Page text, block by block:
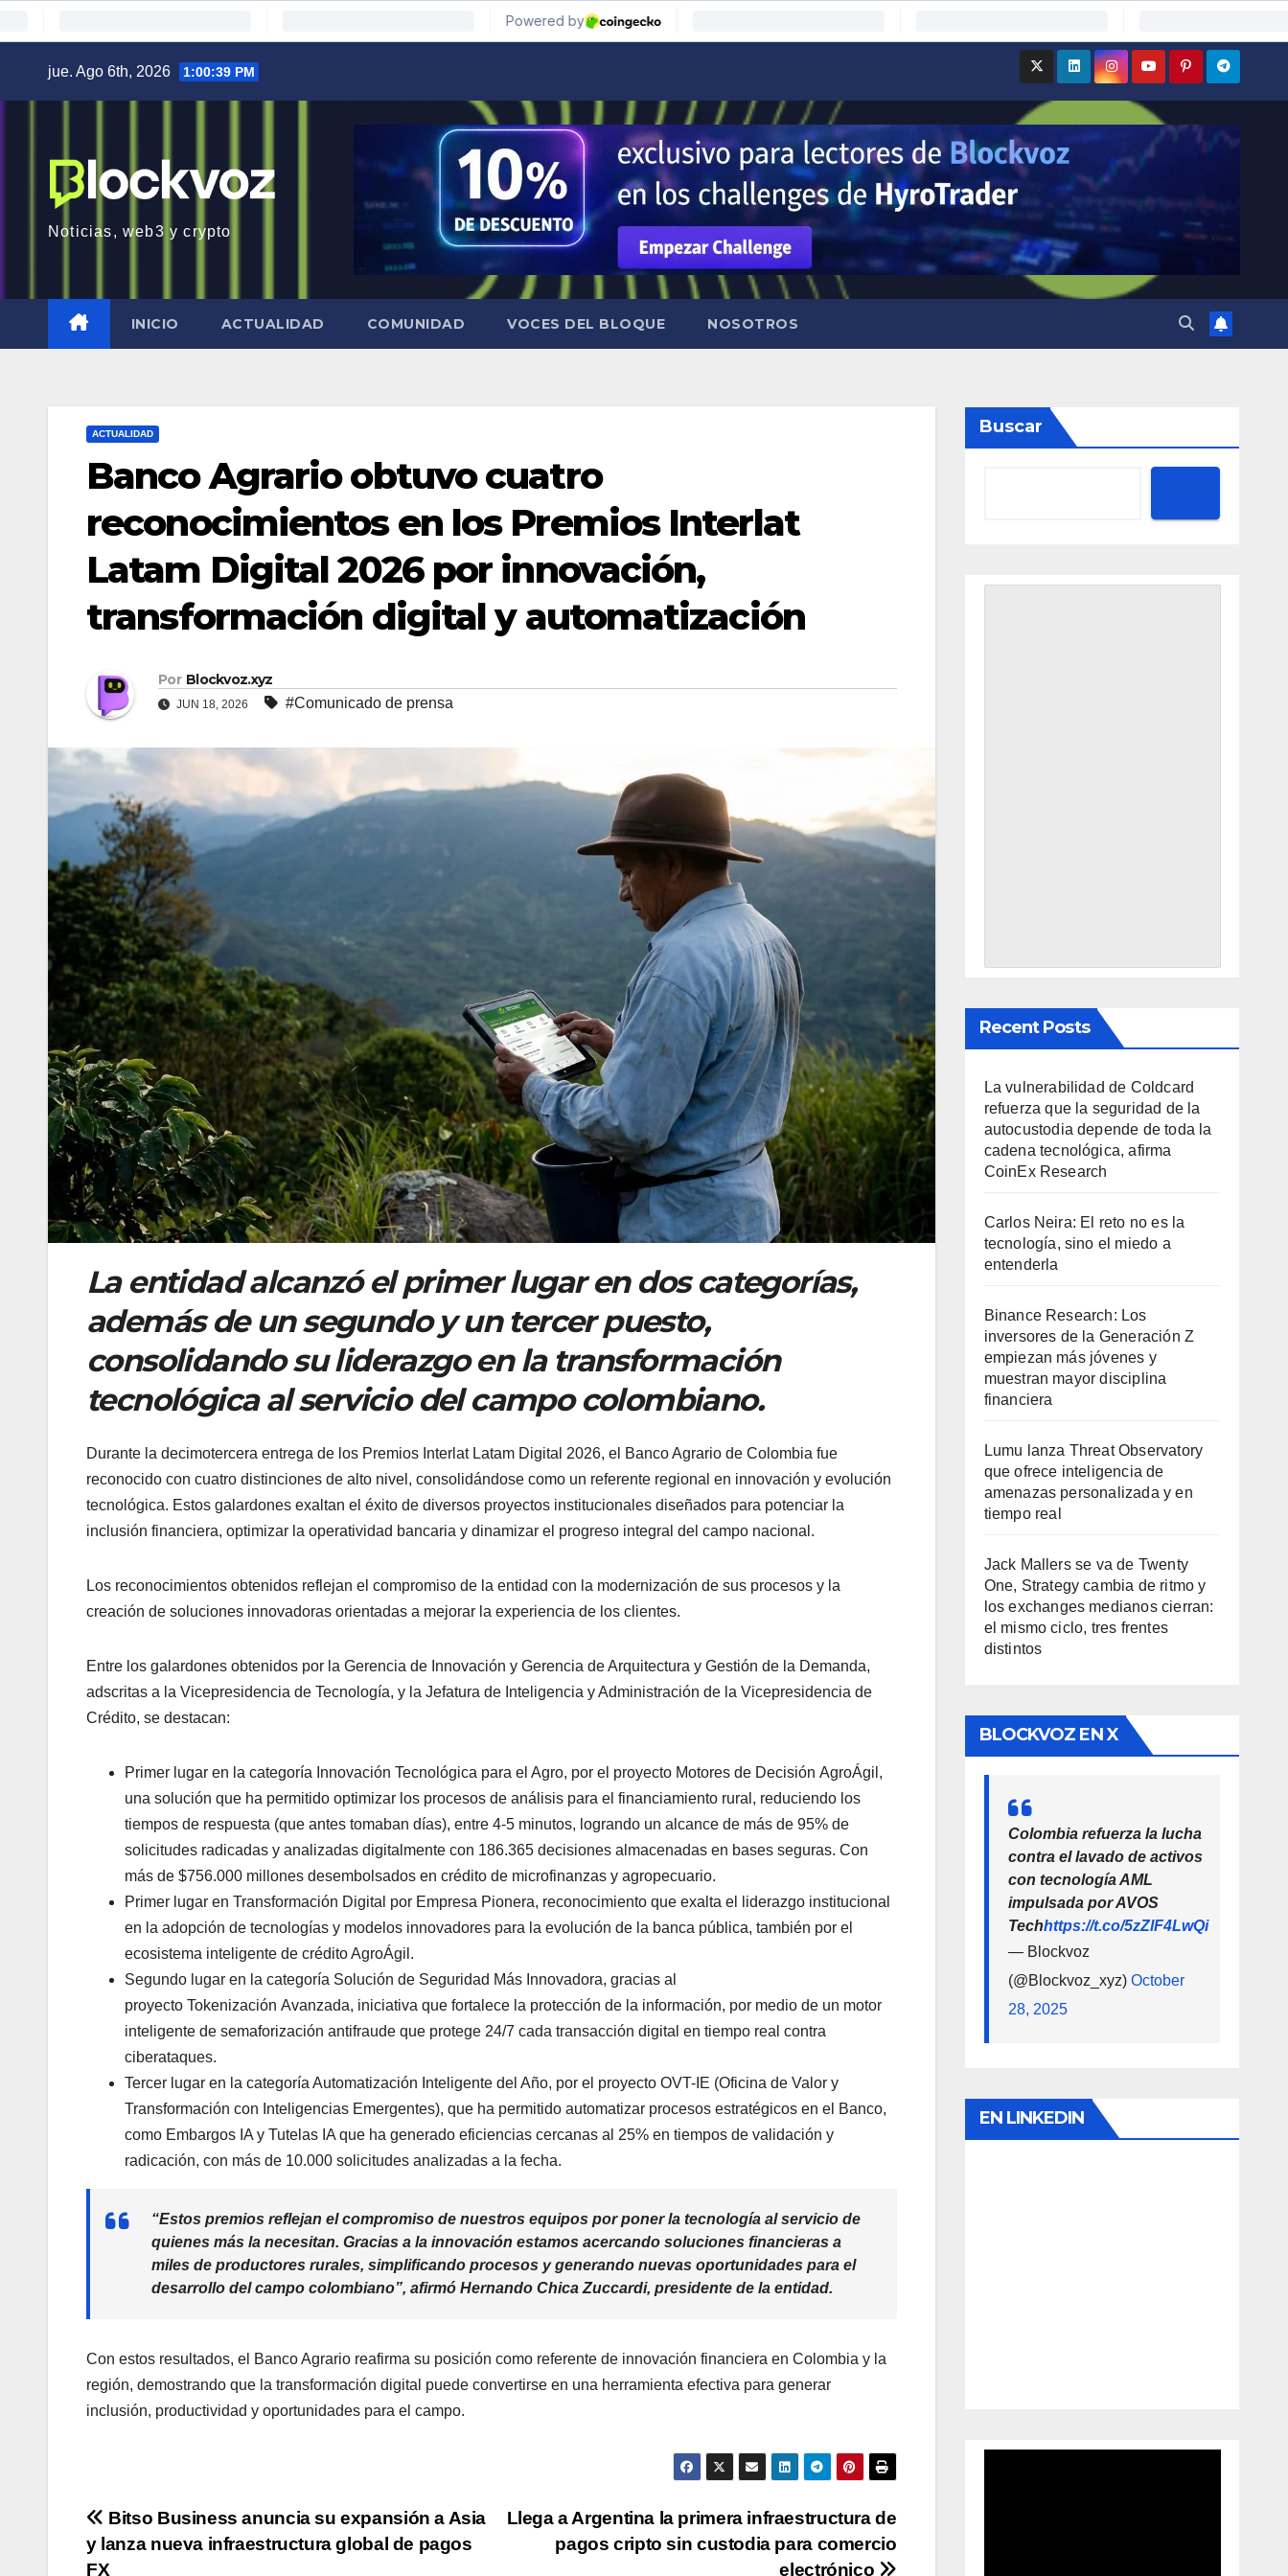
jue. Ago 6th, 2026 1:00:40 PM
Noticias, web3 y crypto
INICIO ACTUALIDAD COMUNIDAD VOCES DEL BLOQUE NOSOTROS
ACTUALIDAD
Banco Agrario obtuvo cuatro
reconocimientos en los Premios Interlat
Latam Digital 2026 por innovación,
transformación digital y automatización
Por Blockvoz.xyz
JUN 18, 2026 #Comunicado de prensa
La entidad alcanzó el primer lugar en dos categorías,
además de un segundo y un tercer puesto,
consolidando su liderazgo en la transformación
tecnológica al servicio del campo colombiano.
Durante la decimotercera entrega de los Premios Interlat Latam Digital 2026, el Banco Agrario de Colombia fue
reconocido con cuatro distinciones de alto nivel, consolidándose como un referente regional en innovación y evolución
tecnológica. Estos galardones exaltan el éxito de diversos proyectos institucionales diseñados para potenciar la
inclusión financiera, optimizar la operatividad bancaria y dinamizar el progreso integral del campo nacional.
Los reconocimientos obtenidos reflejan el compromiso de la entidad con la modernización de sus procesos y la
creación de soluciones innovadoras orientadas a mejorar la experiencia de los clientes.
Entre los galardones obtenidos por la Gerencia de Innovación y Gerencia de Arquitectura y Gestión de la Demanda,
adscritas a la Vicepresidencia de Tecnología, y la Jefatura de Inteligencia y Administración de la Vicepresidencia de
Crédito, se destacan:
Primer lugar en la categoría Innovación Tecnológica para el Agro, por el proyecto Motores de Decisión AgroÁgil,
una solución que ha permitido optimizar los procesos de análisis para el financiamiento rural, reduciendo los
tiempos de respuesta (que antes tomaban días), entre 4-5 minutos, logrando un alcance de más de 95% de
solicitudes radicadas y analizadas digitalmente con 186.365 decisiones almacenadas en bases seguras. Con
más de $756.000 millones desembolsados en crédito de microfinanzas y agropecuario.
Primer lugar en Transformación Digital por Empresa Pionera, reconocimiento que exalta el liderazgo institucional
en la adopción de tecnologías y modelos innovadores para la evolución de la banca pública, también por el
ecosistema inteligente de crédito AgroÁgil.
Segundo lugar en la categoría Solución de Seguridad Más Innovadora, gracias al
proyecto Tokenización Avanzada, iniciativa que fortalece la protección de la información, por medio de un motor
inteligente de semaforización antifraude que protege 24/7 cada transacción digital en tiempo real contra
ciberataques.
Tercer lugar en la categoría Automatización Inteligente del Año, por el proyecto OVT-IE (Oficina de Valor y
Transformación con Inteligencias Emergentes), que ha permitido automatizar procesos estratégicos en el Banco,
como Embargos IA y Tutelas IA que ha generado eficiencias cercanas al 25% en tiempos de validación y
radicación, con más de 10.000 solicitudes analizadas a la fecha.
“Estos premios reflejan el compromiso de nuestros equipos por poner la tecnología al servicio de
quienes más la necesitan. Gracias a la innovación estamos acercando soluciones financieras a
miles de productores rurales, simplificando procesos y generando nuevas oportunidades para el
desarrollo del campo colombiano”, afirmó Hernando Chica Zuccardi, presidente de la entidad.
Con estos resultados, el Banco Agrario reafirma su posición como referente de innovación financiera en Colombia y la
región, demostrando que la transformación digital puede convertirse en una herramienta efectiva para generar
inclusión, productividad y oportunidades para el campo.
Navegación
de
Llega a Argentina la primera infraestructura de
pagos cripto sin custodia para comercio
electrónico
Bitso Business anuncia su expansión a Asia
y lanza nueva infraestructura global de pagos
FX
Buscar
Recent Posts
La vulnerabilidad de Coldcard
refuerza que la seguridad de la
autocustodia depende de toda la
cadena tecnológica, afirma
CoinEx Research
Carlos Neira: El reto no es la
tecnología, sino el miedo a
entenderla
Binance Research: Los
inversores de la Generación Z
empiezan más jóvenes y
muestran mayor disciplina
financiera
Lumu lanza Threat Observatory
que ofrece inteligencia de
amenazas personalizada y en
tiempo real
Jack Mallers se va de Twenty
One, Strategy cambia de ritmo y
los exchanges medianos cierran:
el mismo ciclo, tres frentes
distintos
BLOCKVOZ EN X
Colombia refuerza la lucha
contra el lavado de activos
con tecnología AML
impulsada por AVOS
Techhttps://t.co/5zZlF4LwQi
— Blockvoz
(@Blockvoz_xyz) October
28, 2025
EN LINKEDIN